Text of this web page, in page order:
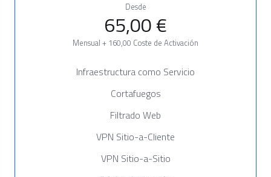
Desde
65,00 €
Mensual + 160,00 Coste de Activación
Infraestructura como Servicio
Cortafuegos
Filtrado Web
VPN Sitio-a-Cliente
VPN Sitio-a-Sitio